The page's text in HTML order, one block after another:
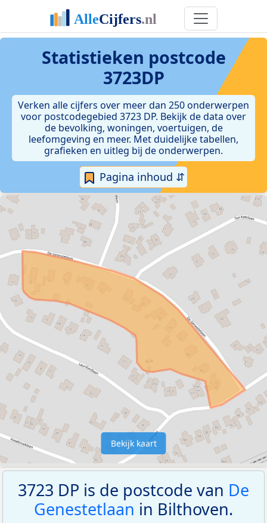
Statistieken postcode
3723DP
Verken alle cijfers over meer dan 250 onderwerpen
voor postcodegebied 3723 DP. Bekijk de data over
de bevolking, woningen, voertuigen, de
leefomgeving en meer. Met duidelijke tabellen,
grafieken en uitleg bij de onderwerpen.
Pagina inhoud ⇵
Bekijk kaart
3723 DP is de postcode van De
Genestetlaan in Bilthoven.